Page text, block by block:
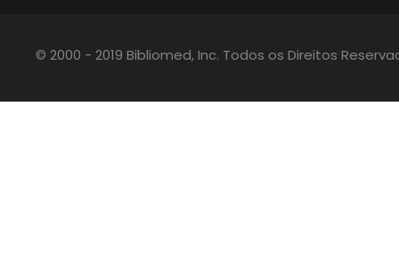
© 2000 - 2019 Bibliomed, Inc. Todos os Direitos